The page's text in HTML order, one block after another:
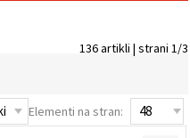
136 artikli | strani 1/3
Elementi na stran: